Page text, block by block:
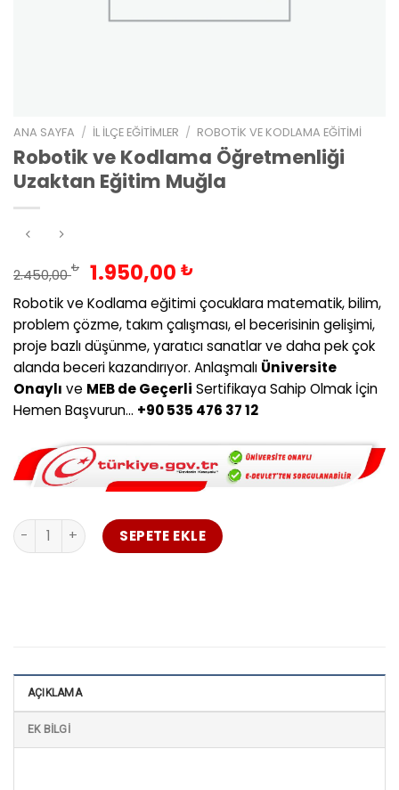
ANA SAYFA / İL İLÇE EĞITIMLER / ROBOTIK VE KODLAMA EĞITIMI
Robotik ve Kodlama Öğretmenliği
Uzaktan Eğitim Muğla
2.450,00₺ Orijinal
fiyat:
2.450,00 ₺.
1.950,00 ₺Şu
andaki
fiyat:
1.950,00 ₺.
Robotik ve Kodlama eğitimi çocuklara matematik, bilim,
problem çözme, takım çalışması, el becerisinin gelişimi,
proje bazlı düşünme, yaratıcı sanatlar ve daha pek çok
alanda beceri kazandırıyor. Anlaşmalı Üniversite
Onaylı ve MEB de Geçerli Sertifikaya Sahip Olmak İçin
Hemen Başvurun… +90 535 476 37 12
Robotik ve Kodlama Öğretmenliği Uzaktan Eğitim Muğla
SEPETE EKLE
AÇIKLAMA
EK BILGI